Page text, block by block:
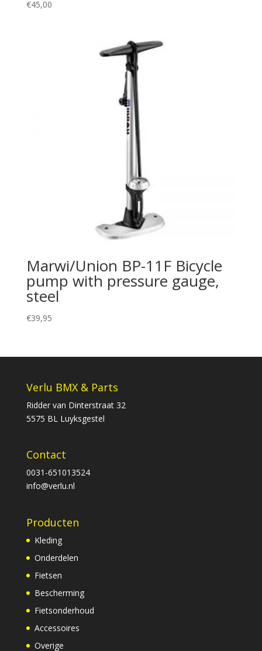
€45,00
Marwi/Union BP-11F Bicycle
pump with pressure gauge,
steel
€39,95
Verlu BMX & Parts
Ridder van Dinterstraat 32
5575 BL Luyksgestel
Contact
0031-651013524
info@verlu.nl
Producten
Kleding
Onderdelen
Fietsen
Bescherming
Fietsonderhoud
Accessoires
Overige